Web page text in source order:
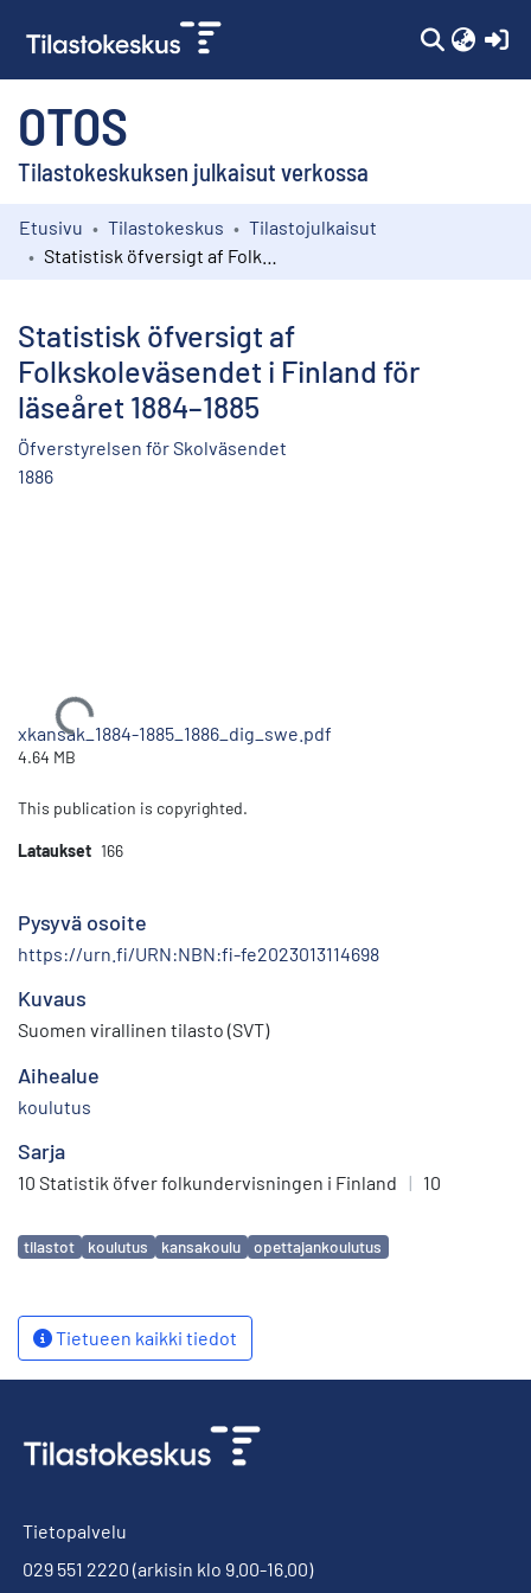
OTOS
Tilastokeskuksen julkaisut verkossa
Kokoelmat
Etusivu Tilastokeskus
Tilastojulkaisut
Statistisk öfversigt af
Folkskoleväsendet i Finland för
läseåret 1884–1885
Öfverstyrelsen för Skolväsendet
1886
Ladataan...
xkansak_1884-1885_1886_dig_swe.pdf
4.64 MB
This publication is copyrighted.
Lataukset 166
Pysyvä osoite
https://urn.fi/URN:NBN:fi-fe2023013114698
Kuvaus
Suomen virallinen tilasto (SVT)
Aihealue
koulutus
Sarja
10 Statistik öfver folkundervisningen i Finland | 10
Avainsanat
tilastot koulutus kansakoulu opettajankoulutus
Tietueen kaikki tiedot
Tietopalvelu
029 551 2220 (arkisin klo 9.00-16.00)